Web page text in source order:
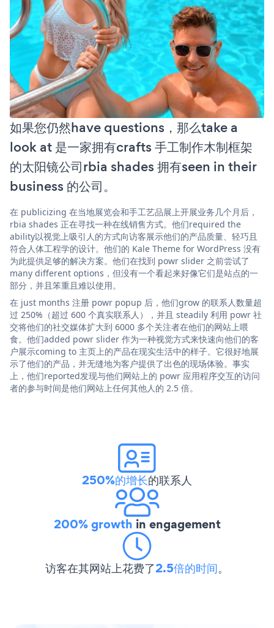
如果您仍然have questions，那么take a
look at 是一家拥有crafts 手工制作木制框架
的太阳镜公司rbia shades 拥有seen in their
business 的公司。
在 publicizing 在当地展览会和手工艺品展上开展业务几个月后，
rbia shades 正在寻找一种在线销售方式。他们required the
ability以视觉上吸引人的方式向访客展示他们的产品质量、轻巧且
符合人体工程学的设计。他们的 Kale Theme for WordPress 没有
为此提供足够的解决方案。他们在找到 powr slider 之前尝试了
many different options，但没有一个看起来好像它们是站点的一
部分，并且笨重且难以使用。
在 just months 注册 powr popup 后，他们grow 的联系人数量超
过 250%（超过 600 个真实联系人），并且 steadily 利用 powr 社
交将他们的社交媒体扩大到 6000 多个关注者在他们的网站上喂
食。他们added powr slider 作为一种视觉方式来快速向他们的客
户展示coming to 主页上的产品在现实生活中的样子。它很好地展
示了他们的产品，并无缝地为客户提供了出色的现场体验。事实
上，他们reported发现与他们网站上的 powr 应用程序交互的访问
者的参与时间是他们网站上任何其他人的 2.5 倍。
250%的增长的联系人
200% growth in engagement
访客在其网站上花费了2.5倍的时间。